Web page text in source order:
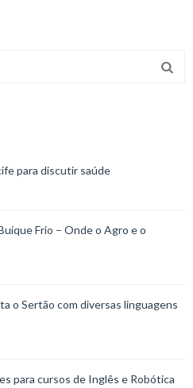
para discutir saúde
Frio – Onde o Agro e o
o Sertão com diversas linguagens
para cursos de Inglês e Robótica